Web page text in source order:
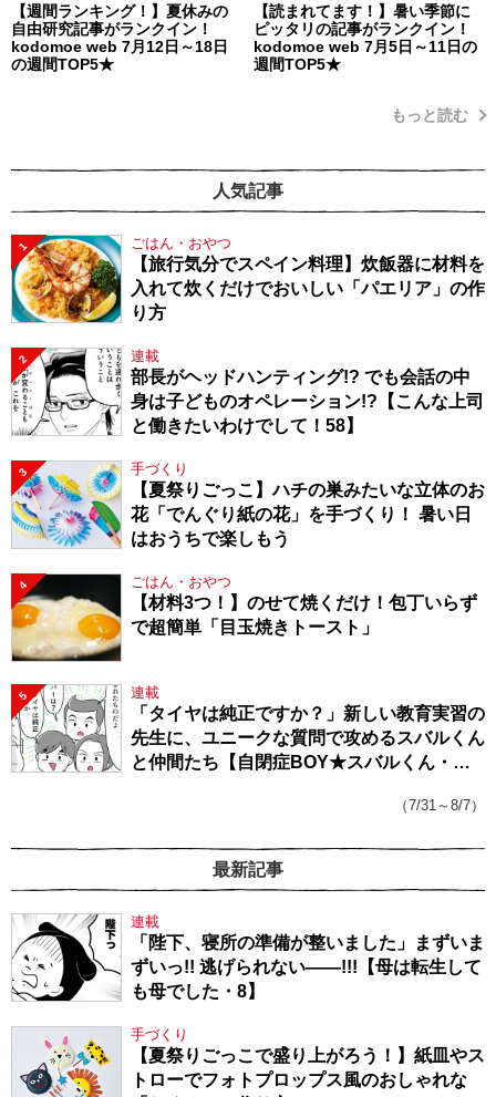
【週間ランキング！】夏休みの
自由研究記事がランクイン！
kodomoe web 7月12日～18日
の週間TOP5★
【読まれてます！】暑い季節に
ピッタリの記事がランクイン！
kodomoe web 7月5日～11日の
週間TOP5★
もっと読む
人気記事
1 ごはん・おやつ
【旅行気分でスペイン料理】炊飯器に材料を
入れて炊くだけでおいしい「パエリア」の作
り方
2 連載
部長がヘッドハンティング!? でも会話の中
身は子どものオペレーション!?【こんな上司
と働きたいわけでして！58】
3 手づくり
【夏祭りごっこ】ハチの巣みたいな立体のお
花「でんぐり紙の花」を手づくり！ 暑い日
はおうちで楽しもう
4 ごはん・おやつ
【材料3つ！】のせて焼くだけ！包丁いらず
で超簡単「目玉焼きトースト」
5 連載
「タイヤは純正ですか？」新しい教育実習の
先生に、ユニークな質問で攻めるスバルくん
と仲間たち【自閉症BOY★スバルくん・
（7/31～8/7）
最新記事
連載
「陛下、寝所の準備が整いました」まずいま
ずいっ!! 逃げられない――!!!【母は転生して
も母でした・8】
手づくり
【夏祭りごっこで盛り上がろう！】紙皿やス
トローでフォトプロップス風のおしゃれな